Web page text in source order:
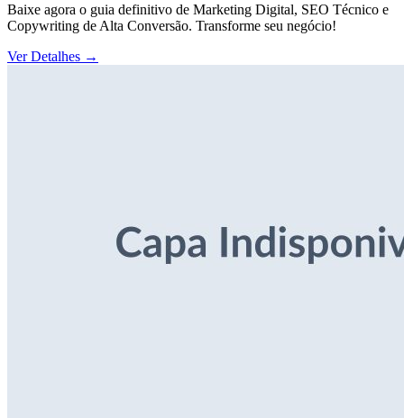
Baixe agora o guia definitivo de Marketing Digital, SEO Técnico e
Copywriting de Alta Conversão. Transforme seu negócio!
Ver Detalhes →